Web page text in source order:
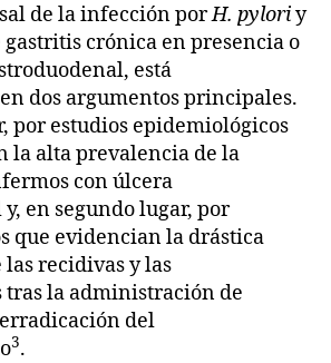
de la infección porH. pyloriy
crónica en presencia o
está
dos argumentos principales.
por estudios epidemiológicos
la alta prevalencia de la
con úlcera
en segundo lugar, por
que evidencian la drástica
recidivas y las
tras la administración de
del
3.